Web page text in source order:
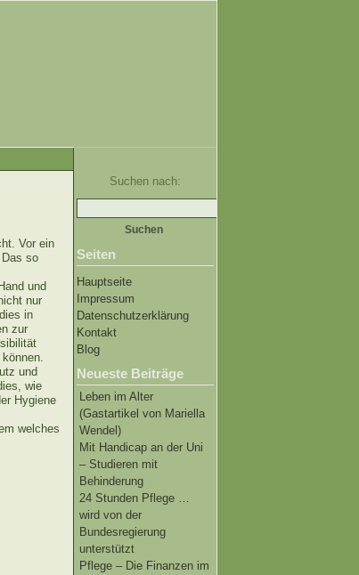
Suchen nach:
Seiten
Hauptseite
Impressum
Datenschutzerklärung
Kontakt
Blog
Neueste Beiträge
Leben im Alter
(Gastartikel von Mariella
Wendel)
Mit Handicap an der Uni
– Studieren mit
Behinderung
24 Stunden Pflege …
wird von der
Bundesregierung
unterstützt
Pflege – Die Finanzen im
Vor ein
so
und
nur
in
zur
und
wie
Hygiene
welches